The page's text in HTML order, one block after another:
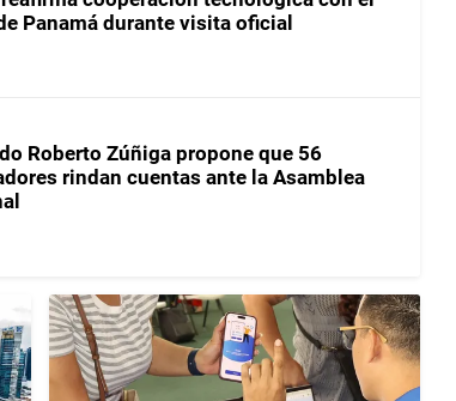
Panamá durante visita oficial
Roberto Zúñiga propone que 56
rindan cuentas ante la Asamblea